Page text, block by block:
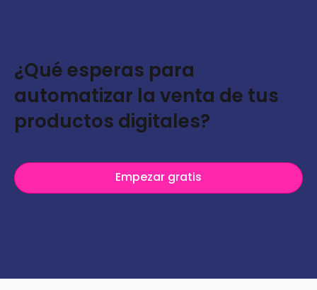
¿Qué esperas para
automatizar la venta de tus
productos digitales?
Empezar gratis